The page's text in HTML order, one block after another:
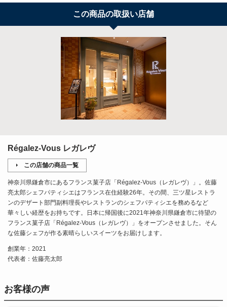
この商品の取扱い店舗
Régalez-Vous レガレヴ
この店舗の商品一覧
神奈川県鎌倉市にあるフランス菓子店「Régalez-Vous（レガレヴ）」。佐藤
亮太郎シェフパティシエはフランス在住経験26年。その間、三ツ星レストラ
ンのデザート部門副料理長やレストランのシェフパティシエを務めるなど
華々しい経歴をお持ちです。日本に帰国後に2021年神奈川県鎌倉市に待望の
フランス菓子店「Régalez-Vous（レガレヴ）」をオープンさせました。そん
な佐藤シェフが作る素晴らしいスイーツをお届けします。
創業年：2021
代表者：佐藤亮太郎
お客様の声